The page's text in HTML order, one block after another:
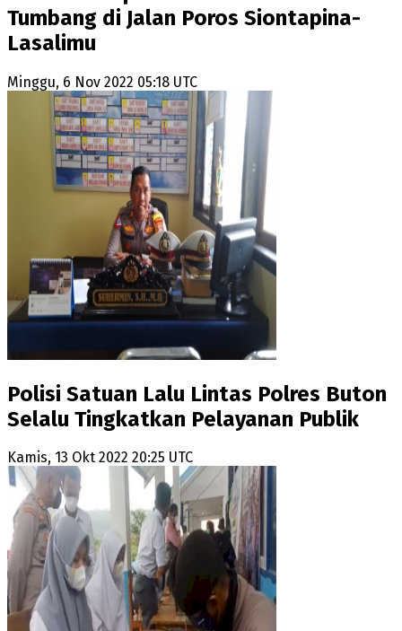
Tumbang di Jalan Poros Siontapina-
Lasalimu
Minggu, 6 Nov 2022 05:18 UTC
Polisi Satuan Lalu Lintas Polres Buton
Selalu Tingkatkan Pelayanan Publik
Kamis, 13 Okt 2022 20:25 UTC